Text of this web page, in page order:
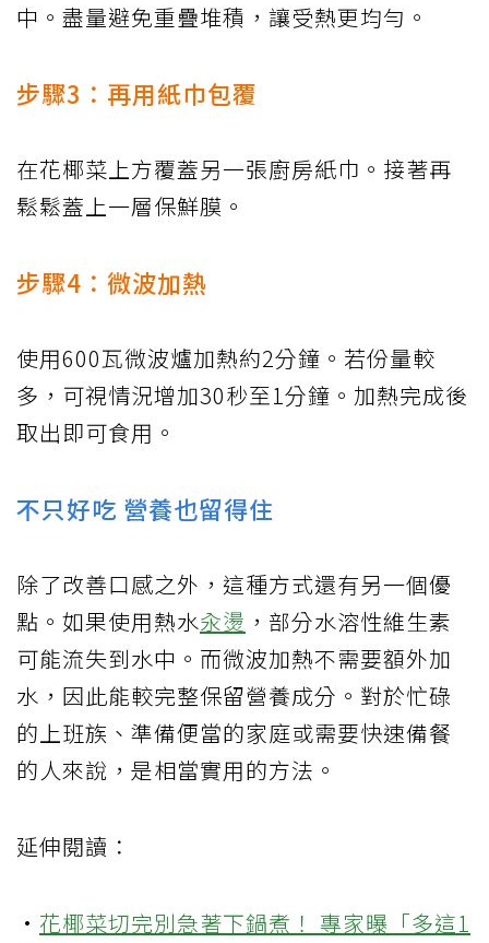
中。盡量避免重疊堆積，讓受熱更均勻。
步驟3：再用紙巾包覆
在花椰菜上方覆蓋另一張廚房紙巾。接著再
鬆鬆蓋上一層保鮮膜。
步驟4：微波加熱
使用600瓦微波爐加熱約2分鐘。若份量較
多，可視情況增加30秒至1分鐘。加熱完成後
取出即可食用。
不只好吃 營養也留得住
除了改善口感之外，這種方式還有另一個優
點。如果使用熱水汆燙 ，部分水溶性維生素
可能流失到水中。而微波加熱不需要額外加
水，因此能較完整保留營養成分。對於忙碌
的上班族、準備便當的家庭或需要快速備餐
的人來說，是相當實用的方法。
延伸閱讀：
· 花椰菜切完別急著下鍋煮！ 專家曝「多這1